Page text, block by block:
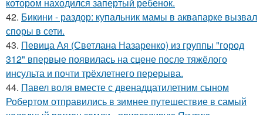
42. Бикини - раздор: купальник мамы в аквапарке вызвал
споры в сети.
43. Певица Ая (Светлана Назаренко) из группы "город
312" впервые появилась на сцене после тяжёлого
инсульта и почти трёхлетнего перерыва.
44. Павел воля вместе с двенадцатилетним сыном
Робертом отправились в зимнее путешествие в самый